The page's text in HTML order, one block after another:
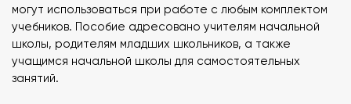
могут использоваться при работе с любым комплектом
учебников. Пособие адресовано учителям начальной
школы, родителям младших школьников, а также
учащимся начальной школы для самостоятельных
занятий.